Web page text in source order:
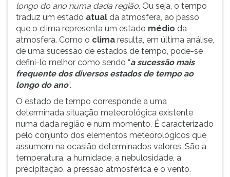
tecla
depois
Pressione
ouvir
essa
instrução
novamente.
longo do ano numa dada região. Ou seja, o tempo
traduz um estado atual da atmosfera, ao passo
que o clima representa um estado médio da
atmosfera. Como o clima resulta, em última análise,
de uma sucessão de estados de tempo, pode-se
defini-lo melhor como sendo “a sucessão mais
frequente dos diversos estados de tempo ao
longo do ano”.
O estado de tempo corresponde a uma
determinada situação meteorológica existente
numa dada região e num momento. É caracterizado
pelo conjunto dos elementos meteorológicos que
assumem na ocasião determinados valores. São a
temperatura, a humidade, a nebulosidade, a
precipitação, a pressão atmosférica e o vento.